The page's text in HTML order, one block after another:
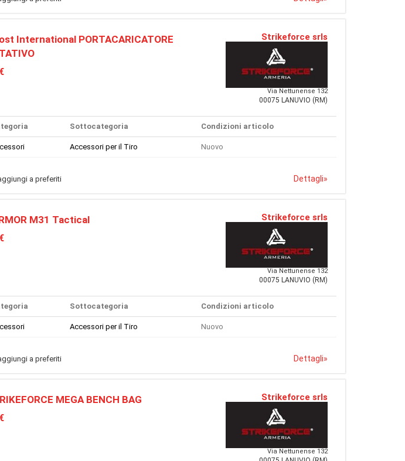
International PORTACARICATORE
Strikeforce srls
Via Nettunense 132
00075 LANUVIO (RM)
Sottocategoria Condizioni articolo
Accessori per il Tiro Nuovo
a preferiti Dettagli»
M31 Tactical Strikeforce srls
Via Nettunense 132
00075 LANUVIO (RM)
Sottocategoria Condizioni articolo
Accessori per il Tiro Nuovo
a preferiti Dettagli»
MEGA BENCH BAG Strikeforce srls
Via Nettunense 132